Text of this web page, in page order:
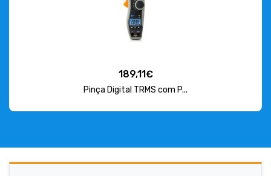
189,11€
Pinça Digital TRMS com P...